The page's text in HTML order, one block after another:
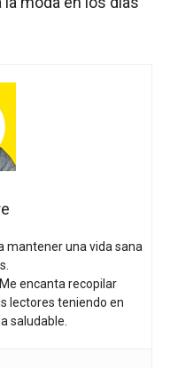
mantener una vida sana
encanta recopilar
lectores teniendo en
saludable.